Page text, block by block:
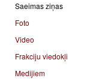
Saeimas ziņas
Foto
Video
Frakciju viedokļi
Medijiem